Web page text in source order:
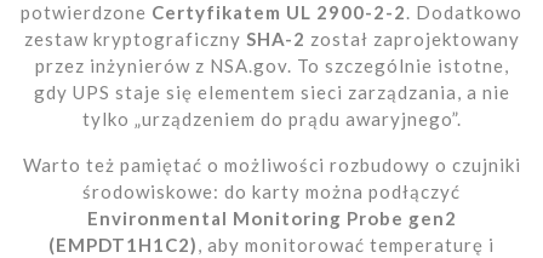
potwierdzone Certyfikatem UL 2900-2-2. Dodatkowo
zestaw kryptograficzny SHA-2 został zaprojektowany
przez inżynierów z NSA.gov. To szczególnie istotne,
gdy UPS staje się elementem sieci zarządzania, a nie
tylko „urządzeniem do prądu awaryjnego”.
Warto też pamiętać o możliwości rozbudowy o czujniki
środowiskowe: do karty można podłączyć
Environmental Monitoring Probe gen2
(EMPDT1H1C2), aby monitorować temperaturę i